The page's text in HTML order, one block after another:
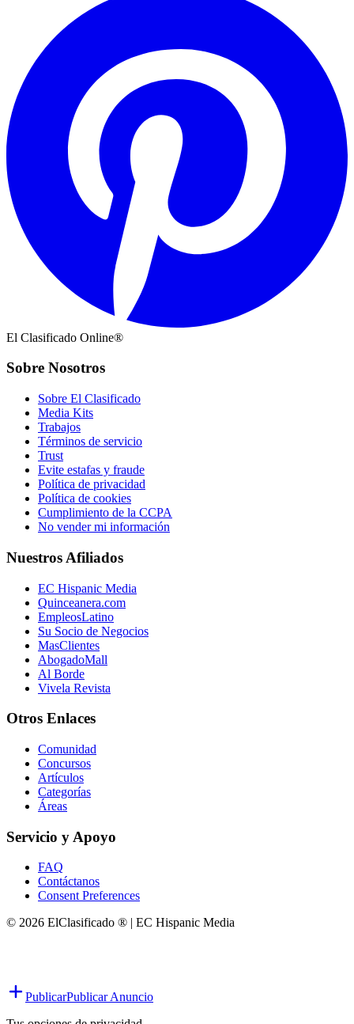
El Clasificado Online®
Sobre Nosotros
Sobre El Clasificado
Media Kits
Trabajos
Términos de servicio
Trust
Evite estafas y fraude
Política de privacidad
Política de cookies
Cumplimiento de la CCPA
No vender mi información
Nuestros Afiliados
EC Hispanic Media
Quinceanera.com
EmpleosLatino
Su Socio de Negocios
MasClientes
AbogadoMall
Al Borde
Vivela Revista
Otros Enlaces
Comunidad
Concursos
Artículos
Categorías
Áreas
Servicio y Apoyo
FAQ
Contáctanos
Consent Preferences
© 2026 ElClasificado ® | EC Hispanic Media
PublicarPublicar Anuncio